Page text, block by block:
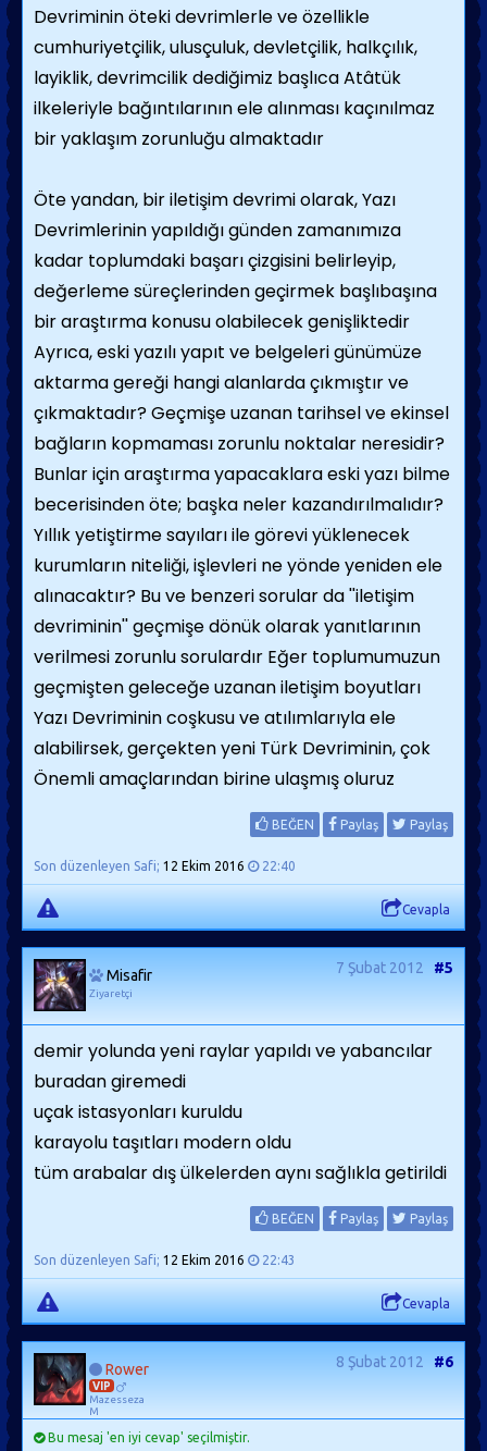
Devriminin öteki devrimlerle ve özellikle
cumhuriyetçilik, ulusçuluk, devletçilik, halkçılık,
layiklik, devrimcilik dediğimiz başlıca Atâtük
ilkeleriyle bağıntılarının ele alınması kaçınılmaz
bir yaklaşım zorunluğu almaktadır
Öte yandan, bir iletişim devrimi olarak, Yazı
Devrimlerinin yapıldığı günden zamanımıza
kadar toplumdaki başarı çizgisini belirleyip,
değerleme süreçlerinden geçirmek başlıbaşına
bir araştırma konusu olabilecek genişliktedir
Ayrıca, eski yazılı yapıt ve belgeleri günümüze
aktarma gereği hangi alanlarda çıkmıştır ve
çıkmaktadır? Geçmişe uzanan tarihsel ve ekinsel
bağların kopmaması zorunlu noktalar neresidir?
Bunlar için araştırma yapacaklara eski yazı bilme
becerisinden öte; başka neler kazandırılmalıdır?
Yıllık yetiştirme sayıları ile görevi yüklenecek
kurumların niteliği, işlevleri ne yönde yeniden ele
alınacaktır? Bu ve benzeri sorular da ''iletişim
devriminin'' geçmişe dönük olarak yanıtlarının
verilmesi zorunlu sorulardır Eğer toplumumuzun
geçmişten geleceğe uzanan iletişim boyutları
Yazı Devriminin coşkusu ve atılımlarıyla ele
alabilirsek, gerçekten yeni Türk Devriminin, çok
Önemli amaçlarından birine ulaşmış oluruz
BEĞEN Paylaş Paylaş
Son düzenleyen Safi; 12 Ekim 2016 22:40
Cevapla
Misafir
Ziyaretçi
7 Şubat 2012 #5
demir yolunda yeni raylar yapıldı ve yabancılar
buradan giremedi
uçak istasyonları kuruldu
karayolu taşıtları modern oldu
tüm arabalar dış ülkelerden aynı sağlıkla getirildi
BEĞEN Paylaş Paylaş
Son düzenleyen Safi; 12 Ekim 2016 22:43
Cevapla
Rower
VIP
Mazesseza
M
8 Şubat 2012 #6
Bu mesaj 'en iyi cevap' seçilmiştir.